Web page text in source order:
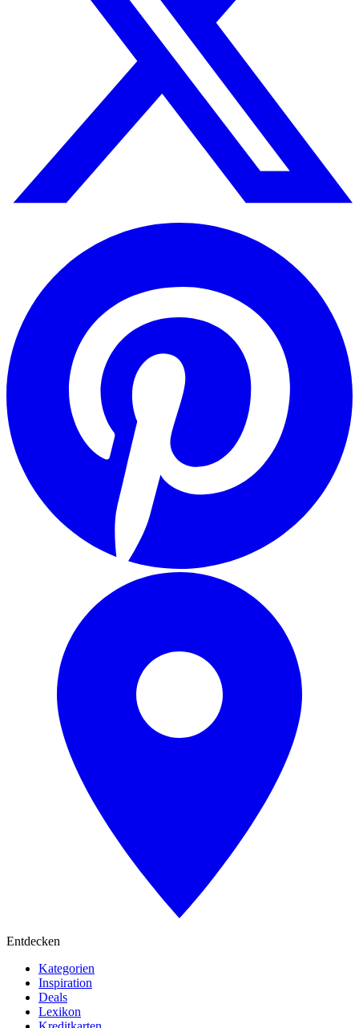
Entdecken
Kategorien
Inspiration
Deals
Lexikon